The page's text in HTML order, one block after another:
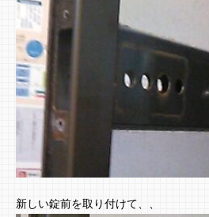
新しい錠前を取り付けて、、